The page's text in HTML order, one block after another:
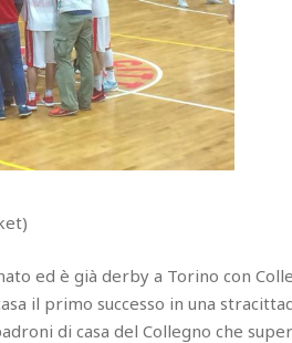
ed è già derby a Torino con
il primo successo in una
di casa del Collegno che